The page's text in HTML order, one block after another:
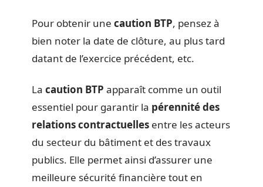
Pour obtenir une caution BTP, pensez à
bien noter la date de clôture, au plus tard
datant de l’exercice précédent, etc.
La caution BTP apparaît comme un outil
essentiel pour garantir la pérennité des
relations contractuelles entre les acteurs
du secteur du bâtiment et des travaux
publics. Elle permet ainsi d’assurer une
meilleure sécurité financière tout en